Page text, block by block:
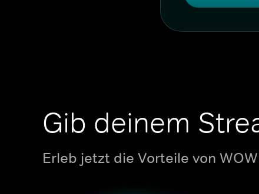
Gib deinem
Erleb jetzt die Vorteile von